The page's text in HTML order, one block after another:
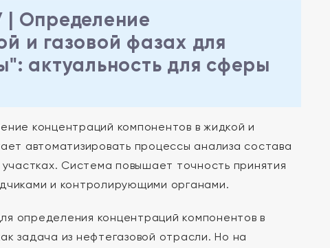
Определение
и газовой фазах для
актуальность для сферы
концентраций компонентов в жидкой и
автоматизировать процессы анализа состава
Система повышает точность принятия
и контролирующими органами.
определения концентраций компонентов в
задача из нефтегазовой отрасли. Но на